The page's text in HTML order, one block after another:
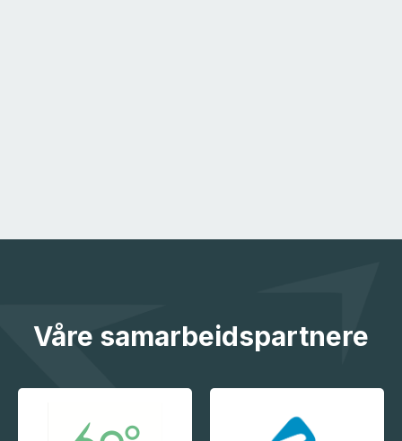
Våre samarbeidspartnere